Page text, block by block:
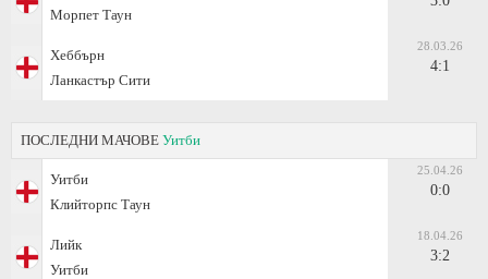
Морпет Таун
Хеббърн
Ланкастър Сити
28.03.26
4:1
ПОСЛЕДНИ МАЧОВЕ Уитби
Уитби
Клийторпс Таун
25.04.26
0:0
Лийк
Уитби
18.04.26
3:2